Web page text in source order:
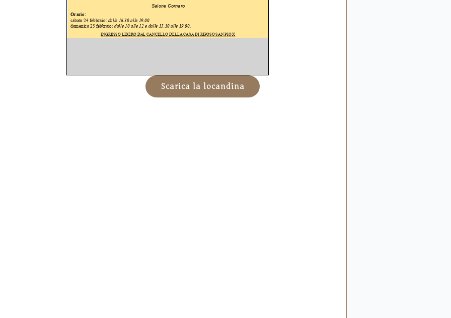
Scarica la locandina